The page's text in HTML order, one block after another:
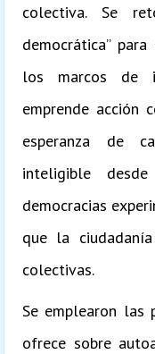
colectiva. Se
democrática”
los marcos de
emprende acción
esperanza de
inteligible
democracias
que la
colectivas.
Se emplearon las
ofrece sobre